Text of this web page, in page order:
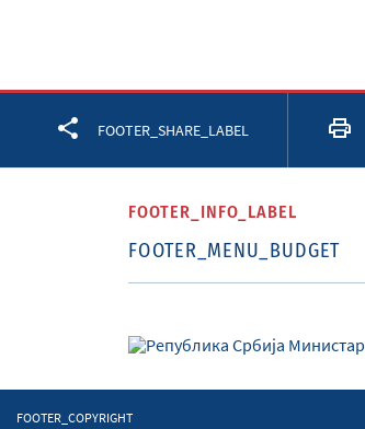
FOOTER_SHARE_LABEL
Facebook Twitter
FOOTER_INFO_LABEL
FOOTER_MENU_BUDGET
FOOTER_COPYRIGHT